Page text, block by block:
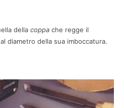
della coppa che regge il
diametro della sua imboccatura.